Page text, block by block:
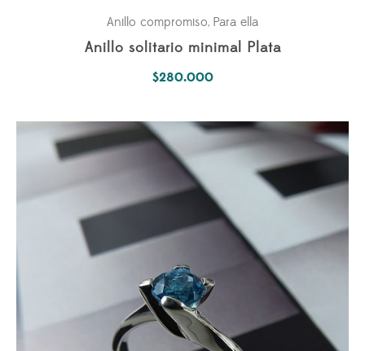
Anillo compromiso, Para ella
Anillo solitario minimal Plata
$280.000